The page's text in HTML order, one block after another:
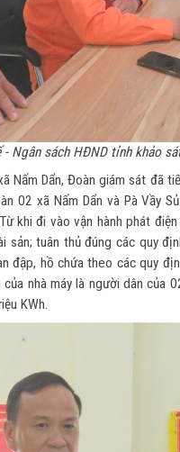
Ngân sách HĐND tỉnh khảo
Nấm Dẩn, Đoàn giám sát đã
02 xã Nấm Dẩn và Pà Vầy
khi đi vào vận hành phát
tuân thủ đúng các quy
đập, hồ chứa theo các quy
nhà máy là người dân của
KWh.